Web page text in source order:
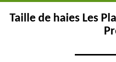
Taille de haies Les